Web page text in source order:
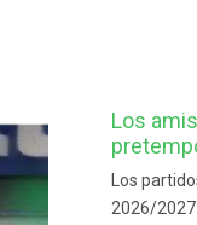
Los
Los
2026/2027